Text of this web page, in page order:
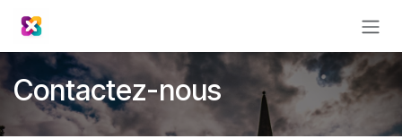
Contactez-nous